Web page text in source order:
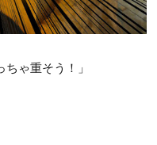
重そう！」